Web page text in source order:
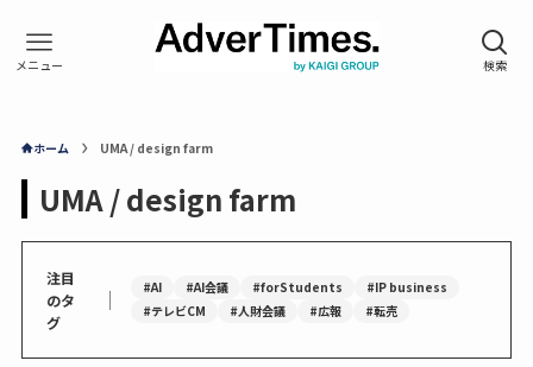
ホーム UMA / design farm
UMA / design farm
注目
のタ
グ
｜ #AI #AI会議 #forStudents
#IP business
#テレビCM
#人財会議 #広報 #転売